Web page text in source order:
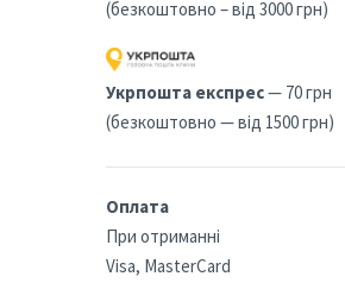
(безкоштовно – від 3000 грн)
Укрпошта експрес— 70 грн
(безкоштовно — від 1500 грн)
Оплата
При отриманні
Visa, MasterCard